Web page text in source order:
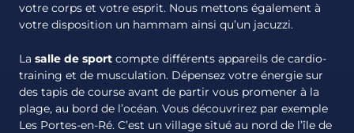
votre corps et votre esprit. Nous mettons également à
votre disposition un hammam ainsi qu’un jacuzzi.
La salle de sport compte différents appareils de cardio-
training et de musculation. Dépensez votre énergie sur
des tapis de course avant de partir vous promener à la
plage, au bord de l’océan. Vous découvrirez par exemple
Les Portes-en-Ré. C’est un village situé au nord de l’île de